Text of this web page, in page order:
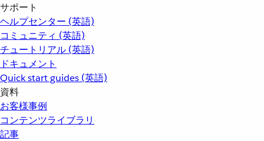
サポート
ヘルプセンター (英語)
コミュニティ (英語)
チュートリアル (英語)
ドキュメント
Quick start guides (英語)
資料
お客様事例
コンテンツライブラリ
記事